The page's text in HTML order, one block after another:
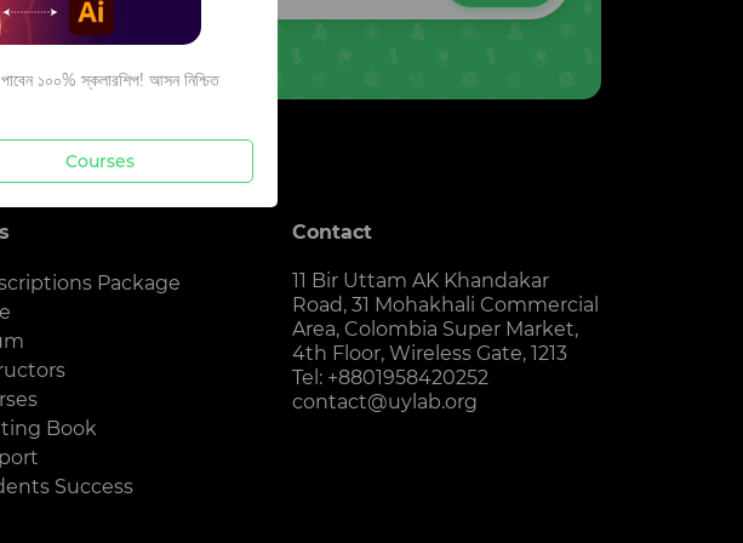
Package
Book
Success
Contact
11 Bir Uttam AK Khandakar
Road, 31 Mohakhali Commercial
Area, Colombia Super Market,
4th Floor, Wireless Gate, 1213
Tel: +8801958420252
contact@uylab.org
১০০% স্কলারশিপ! আসন নিশ্চিত
Courses